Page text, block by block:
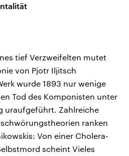
tief Verzweifelten mutet
von Pjotr Iljitsch
wurde 1893 nur wenige
Tod des Komponisten unter
uraufgeführt. Zahlreiche
ranken
Von einer Cholera-
scheint Vieles